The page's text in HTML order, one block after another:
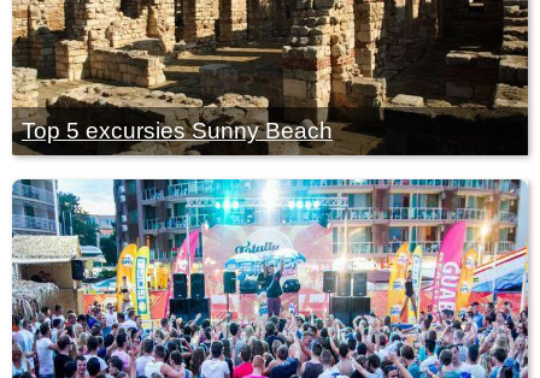
Top 5 excursies Sunny Beach